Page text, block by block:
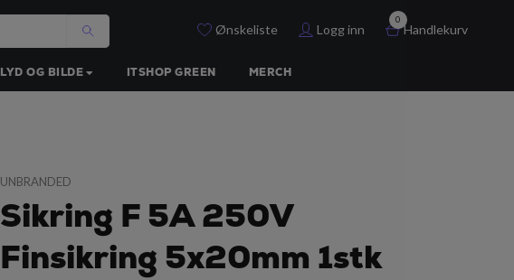
Ønskeliste Logg inn
0
Handlekurv
LYD OG BILDE ITSHOP GREEN MERCH
UNBRANDED
Sikring F 5A 250V
Finsikring 5x20mm 1stk